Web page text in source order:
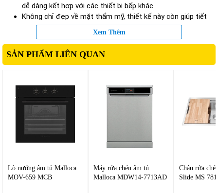
dễ dàng kết hợp với các thiết bị bếp khác.
Không chỉ đẹp về mặt thẩm mỹ, thiết kế này còn giúp tiết
kiệm không gian và mang lại sự ngăn nắp cho khu vực nấu
nướng.
Xem Thêm
SẢN PHẨM LIÊN QUAN
Lò nướng âm tủ Malloca
MOV-659 MCB
Máy rửa chén âm tủ
Malloca MDW14-7713AD
Chậu rửa
Slide MS 781